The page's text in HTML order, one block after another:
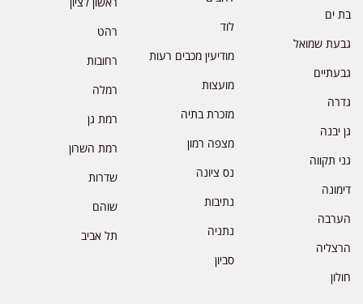
בת ים
גבעת שמואל
גבעתיים
גדרה
גן יבנה
גני תקווה
דימונה
הערבה
הרצליה
חולון
לוד
מודיעין מכבים רעות
מועצות
מזכרת בתיה
מצפה רמון
נס ציונה
נתיבות
נתניה
סביון
רהט
רחובות
רמלה
רמת גן
רמת השרון
שדרות
שוהם
תל אביב